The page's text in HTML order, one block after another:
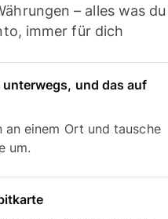
– alles was du
immer für dich
und das auf
an einem Ort und tausche
um.